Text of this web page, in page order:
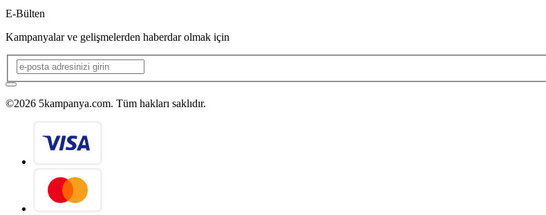
E-Bülten
Kampanyalar ve gelişmelerden haberdar olmak için
©2026 5kampanya.com. Tüm hakları saklıdır.